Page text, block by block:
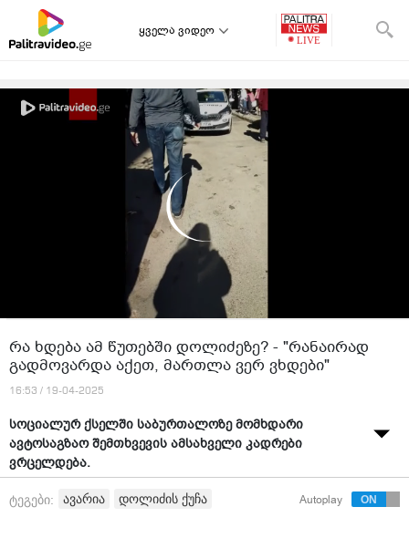
ყველა ვიდეო
რა ხდება ამ წუთებში დოლიძეზე? - "რანაირად
გადმოვარდა აქეთ, მართლა ვერ ვხდები"
16:53 / 19-04-2025
სოციალურ ქსელში საბურთალოზე მომხდარი
ავტოსაგზაო შემთხვევის ამსახველი კადრები
ვრცელდება.
"დოლიძეზე მოხდა... ვინც იცით თქვით, რომ არაფერი
ტეგები: ავარია დოლიძის ქუჩა Autoplay